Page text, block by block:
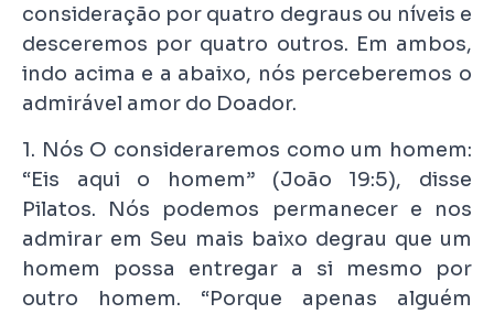
consideração por quatro degraus ou níveis e
desceremos por quatro outros. Em ambos,
indo acima e a abaixo, nós perceberemos o
admirável amor do Doador.
1. Nós O consideraremos como um homem:
“Eis aqui o homem” (João 19:5), disse
Pilatos. Nós podemos permanecer e nos
admirar em Seu mais baixo degrau que um
homem possa entregar a si mesmo por
outro homem. “Porque apenas alguém